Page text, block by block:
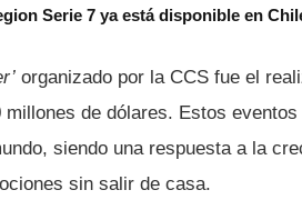
Serie 7 ya está disponible en
organizado por la CCS fue el
millones de dólares. Estos
siendo una respuesta a la
sin salir de casa.